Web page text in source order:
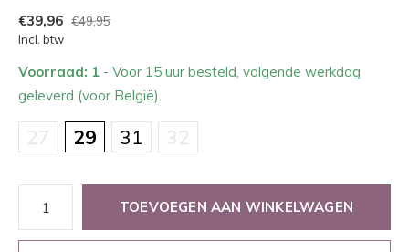
€39,96 €49,95
Incl. btw
Voorraad: 1 - Voor 15 uur besteld, volgende werkdag
geleverd (voor België).
27 29 31 32
TOEVOEGEN AAN WINKELWAGEN